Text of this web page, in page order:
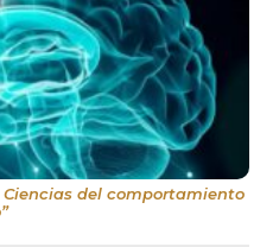
Ciencias del comportamiento